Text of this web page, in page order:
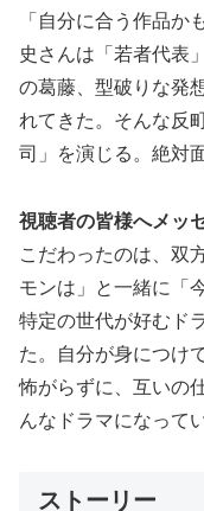
「自分に合う作品か
史さんは「若者代表
の葛藤、型破りな発
れてきた。そんな反
司」を演じる。絶対
視聴者の皆様へメッ
こだわったのは、双
モンは」と一緒に「
特定の世代が好むド
た。自分が身につけ
怖がらずに、互いの
んなドラマになって
ストーリー